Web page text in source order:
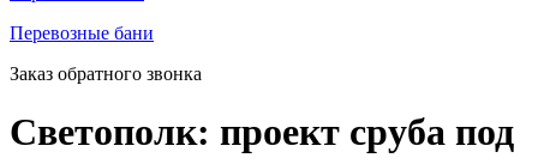
Перевозные бани
Заказ обратного звонка
Светополк: проект сруба под